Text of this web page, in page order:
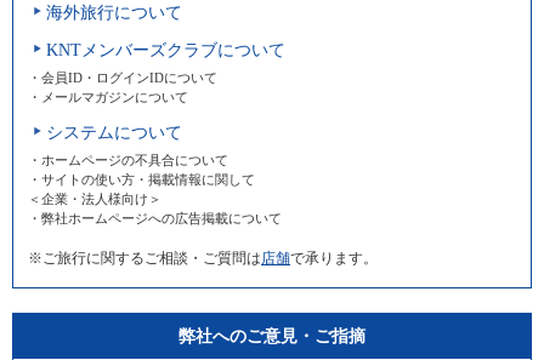
海外旅行について
KNTメンバーズクラブについて
・会員ID・ログインIDについて
・メールマガジンについて
システムについて
・ホームページの不具合について
・サイトの使い方・掲載情報に関して
＜企業・法人様向け＞
・弊社ホームページへの広告掲載について
※ご旅行に関するご相談・ご質問は 店舗で承ります。
弊社へのご意見・ご指摘